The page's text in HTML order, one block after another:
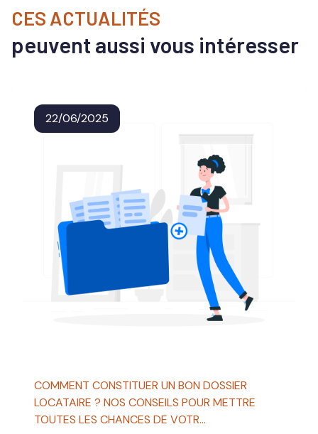
CES ACTUALITÉS
peuvent aussi vous intéresser
22/06/2025
COMMENT CONSTITUER UN BON DOSSIER
LOCATAIRE ? NOS CONSEILS POUR METTRE
TOUTES LES CHANCES DE VOTR...